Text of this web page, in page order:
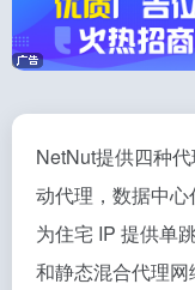
NetNut提供四种
动代理，数据中
为住宅 IP 提供单
和静态混合代理